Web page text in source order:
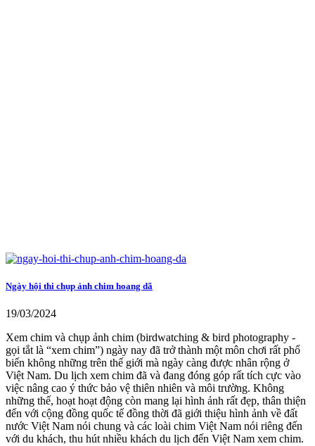
Ngày hội thi chụp ảnh chim hoang dã
19/03/2024
Xem chim và chụp ảnh chim (birdwatching & bird photography -
gọi tắt là “xem chim”) ngày nay đã trở thành một môn chơi rất phổ
biến không những trên thế giới mà ngày càng được nhân rộng ở
Việt Nam. Du lịch xem chim đã và đang đóng góp rất tích cực vào
việc nâng cao ý thức bảo vệ thiên nhiên và môi trường. Không
những thế, hoạt hoạt động còn mang lại hình ảnh rất đẹp, thân thiện
đến với cộng đồng quốc tế đồng thời đã giới thiệu hình ảnh về đất
nước Việt Nam nói chung và các loài chim Việt Nam nói riêng đến
với du khách, thu hút nhiều khách du lịch đến Việt Nam xem chim.